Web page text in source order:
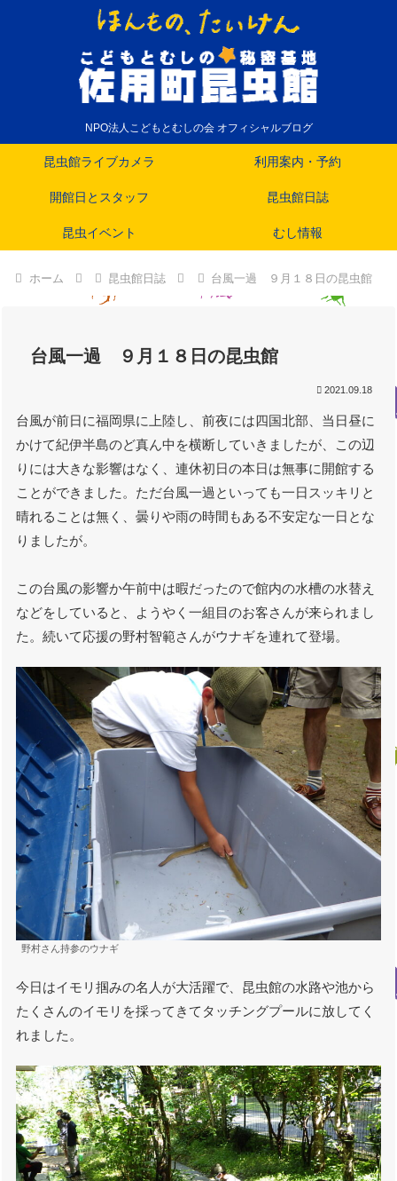
NPO法人こどもとむしの会 オフィシャルブログ
昆虫館ライブカメラ 利用案内・予約
開館日とスタッフ 昆虫館日誌
昆虫イベント むし情報
ホーム 昆虫館日誌 台風一過 ９月１８日の昆虫館
台風一過 ９月１８日の昆虫館
2021.09.18
台風が前日に福岡県に上陸し、前夜には四国北部、当日昼に
かけて紀伊半島のど真ん中を横断していきましたが、この辺
りには大きな影響はなく、連休初日の本日は無事に開館する
ことができました。ただ台風一過といっても一日スッキリと
晴れることは無く、曇りや雨の時間もある不安定な一日とな
りましたが。
この台風の影響か午前中は暇だったので館内の水槽の水替え
などをしていると、ようやく一組目のお客さんが来られまし
た。続いて応援の野村智範さんがウナギを連れて登場。
野村さん持参のウナギ
今日はイモリ掴みの名人が大活躍で、昆虫館の水路や池から
たくさんのイモリを採ってきてタッチングプールに放してく
れました。